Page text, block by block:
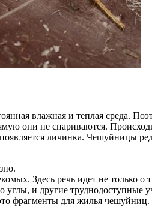
влажная и теплая среда.
они не спариваются.
личинка. Чешуйницы
Здесь речь идет не только о
углы, и другие труднодоступные
фрагменты для жилья чешуйниц.